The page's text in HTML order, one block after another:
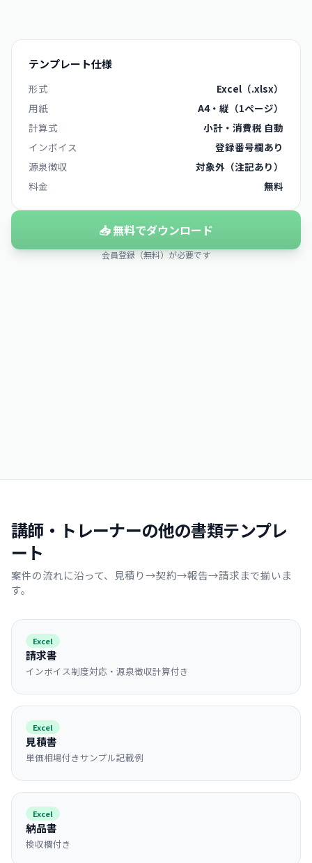
テンプレート仕様
形式
Excel（.xlsx）
用紙
A4・縦（1ページ）
計算式
小計・消費税 自動
インボイス
登録番号欄あり
源泉徴収
対象外（注記あり）
料金
無料
📥 無料でダウンロード
会員登録（無料）が必要です
講師・トレーナーの他の書類テンプレ
ート
案件の流れに沿って、見積り→契約→報告→請求まで揃いま
す。
Excel
請求書
インボイス制度対応・源泉徴収計算付き
Excel
見積書
単価相場付きサンプル記載例
Excel
納品書
検収欄付き